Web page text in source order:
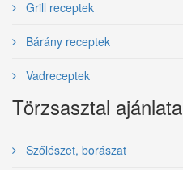
Grill receptek
Bárány receptek
Vadreceptek
Törzsasztal ajánlata
Szőlészet, borászat